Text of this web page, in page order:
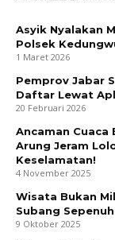
Asyik Nyalakan
Polsek
1 Maret 2026
Pemprov Jabar
Daftar Lewat
20 Februari 2026
Ancaman
Arung Jeram
Keselamatan!
4 November 2025
Wisata Bukan
Subang
9 Oktober 2025